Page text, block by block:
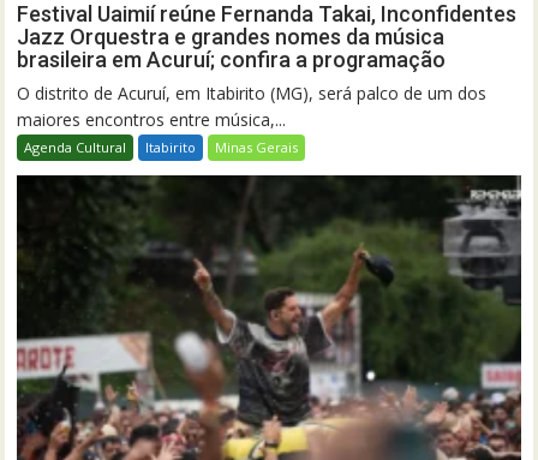
Festival Uaimií reúne Fernanda Takai, Inconfidentes
Jazz Orquestra e grandes nomes da música
brasileira em Acuruí; confira a programação
O distrito de Acuruí, em Itabirito (MG), será palco de um dos
maiores encontros entre música,...
Agenda Cultural Itabirito Minas Gerais